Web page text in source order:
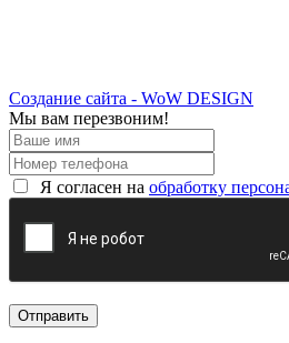
Создание сайта - WoW DESIGN
Мы вам перезвоним!
Я согласен на обработку